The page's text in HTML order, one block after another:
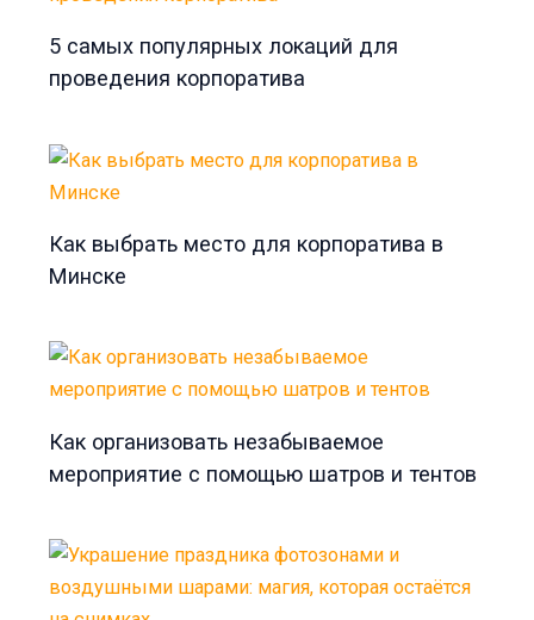
5 самых популярных локаций для
проведения корпоратива
Как выбрать место для корпоратива в
Минске
Как организовать незабываемое
мероприятие с помощью шатров и тентов